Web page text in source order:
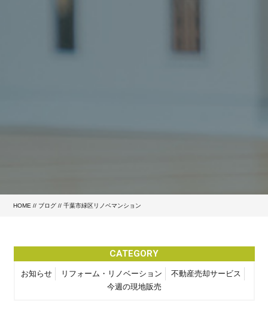
HOME // ブログ // 千葉市緑区リノベマンション
CATEGORY
お知らせ リフォーム・リノベーション
不動産売却サービス
今週の現地販売